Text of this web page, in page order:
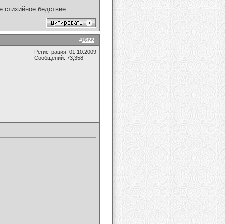
стихийное бедствие
#1622
Регистрация: 01.10.2009
Сообщений: 73,358